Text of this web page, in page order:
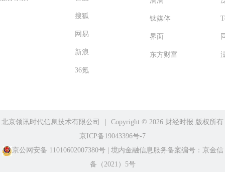
搜狐
网易
新浪
36氪
钛媒体
界面
东方财富
北京领讯时代信息技术有限公司
｜ Copyright ©️ 2026 财经时报 版权所有
京ICP备19043396号-7
京公网安备 11010602007380号| 境内金融信息服务备案编号：京金信
备（2021）5号